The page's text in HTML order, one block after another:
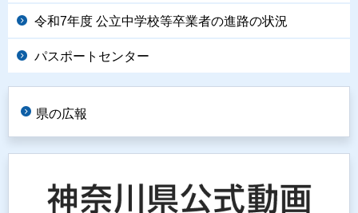
令和7年度 公立中学校等卒業者の進路の状況
パスポートセンター
県の広報